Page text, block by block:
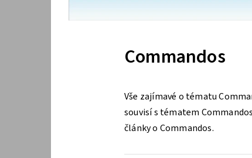
Commandos
Vše zajímavé o tématu
souvisí s tématem
články o Commandos.